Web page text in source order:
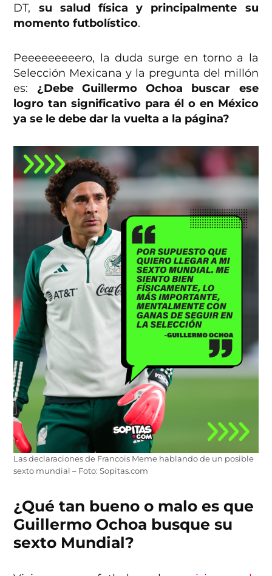
DT, su salud física y principalmente su
momento futbolístico.
Peeeeeeeeero, la duda surge en torno a la
Selección Mexicana y la pregunta del millón
es: ¿Debe Guillermo Ochoa buscar ese
logro tan significativo para él o en México
ya se le debe dar la vuelta a la página?
Las declaraciones de Francois Meme hablando de un posible
sexto mundial – Foto: Sopitas.com
¿Qué tan bueno o malo es que
Guillermo Ochoa busque su
sexto Mundial?